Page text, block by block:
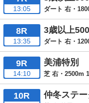
13:05 ダート 右・
8R
13:35
3歳以上
ダート 右・
9R
14:10
美浦特別
芝 右・2500m
10R 仲冬ステ